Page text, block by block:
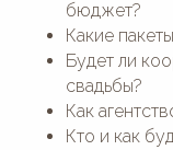
бюджет?
Какие
Будет ли
свадьбы?
Как
Кто и как